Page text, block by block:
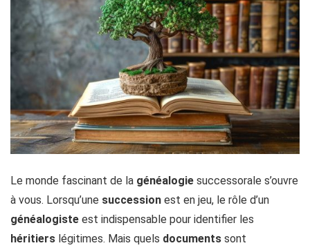
Le monde fascinant de la généalogie successorale s’ouvre
à vous. Lorsqu’une succession est en jeu, le rôle d’un
généalogiste est indispensable pour identifier les
héritiers légitimes. Mais quels documents sont